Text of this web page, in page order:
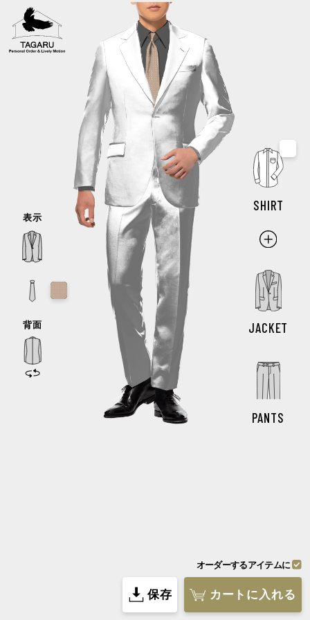
SHIRT
JACKET
PANTS
表示
保存 カートに入れる
オーダーするアイテムに
トップページに移動する
シミュレーターに戻る
最初に戻す
指定なし
指定なし
もご一緒にオーダーできます
モデル・スタイルを選んでデザインスタート